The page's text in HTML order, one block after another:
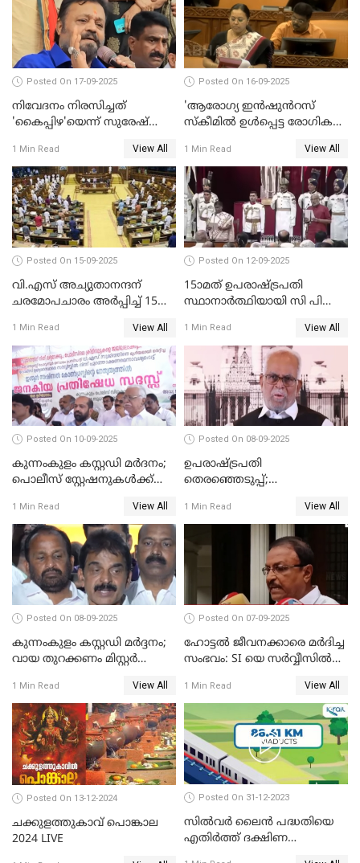
Posted On 17-09-2025
നിവേദനം നിരസിച്ചത്
'കൈപ്പിഴ'യെന്ന് സുരേഷ്
1 Min Read View All
Posted On 16-09-2025
'ആരോഗ്യ ഇൻഷുൻറസ്
സ്കീമിൽ ഉൾപ്പെട്ട രോഗികൾ
വാങ്ങി നൽകേണ്ട സാഹചര്യം
ഇല്ല'; വീണ ജോർജ് WATCH
VIDEO
1 Min Read View All
Posted On 15-09-2025
വി.എസ് അച്യുതാനന്ദന്
ചരമോപചാരം അർപ്പിച്ച് 15-ാം
സമ്മേളനത്തിന് തുടക്കം
WATCH VIDEO
1 Min Read View All
Posted On 12-09-2025
15ാമത് ഉപരാഷ്ട്രപതി
സ്ഥാനാര്‍ത്ഥിയായി സി പി
സത്യപ്രതിജ്ഞ ചെയ്തു
WATCH VIDEO
1 Min Read View All
Posted On 10-09-2025
കുന്നംകുളം കസ്റ്റഡി മര്‍ദനം;
പൊലീസ് സ്റ്റേഷനുകൾക്ക്
സദസ്സ്
1 Min Read View All
Posted On 08-09-2025
ഉപരാഷ്ട്രപതി
തെരഞ്ഞെടുപ്പ്;
സന്ദേശവുമായി ജസ്റ്റിസ് ബി.
1 Min Read View All
Posted On 08-09-2025
കുന്നംകുളം കസ്റ്റഡി മര്‍ദ്ദനം;
വായ തുറക്കണം മിസ്റ്റര്‍
വേണുഗോപാൽ
1 Min Read View All
Posted On 07-09-2025
ഹോട്ടൽ ജീവനക്കാരെ മർദിച്ച
സംഭവം: SI യെ സർവ്വീസിൽ
പി ഔസേപ്പ്
1 Min Read View All
Posted On 13-12-2024
ചക്കുളത്തുകാവ് പൊങ്കാല
2024 LIVE
Posted On 31-12-2023
സില്‍വര്‍ ലൈന്‍ പദ്ധതിയെ
എതിര്‍ത്ത് ദക്ഷിണ